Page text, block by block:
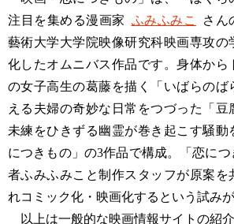
注目を集める漫画家 ふみふみこ
さん
藝術大学大学院映像研究科映画専攻の
化したオムニバス作品です。身体から
の女子高生の葛藤を描く「いばらのば
える夫婦の奇妙な日常をつづった「豆
未練をひきずる幽霊が巻き起こす騒動
につきもの」の3作品で構成。「恋に
者ふみふみこと制作スタッフが原案を
れコミック化・映画化するという試み
以上は一般的な映画情報サイトの紹介